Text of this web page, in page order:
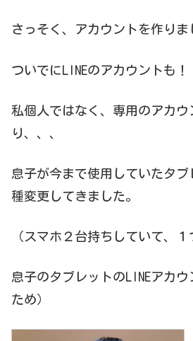
さっそく、アカウントを作りま
ついでにLINEのアカウントも！
私個人ではなく、専用のアカ
り、、、
息子が今まで使用していたタ
種変更してきました。
（スマホ２台持ちしていて、
息子のタブレットのLINEアカ
ため）